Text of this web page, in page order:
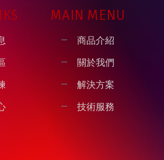
MAIN MENU
商品介紹
關於我們
解決方案
技術服務